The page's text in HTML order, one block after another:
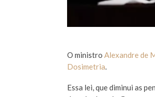
O ministro Alexandre de
Dosimetria.
Essa lei, que diminui as